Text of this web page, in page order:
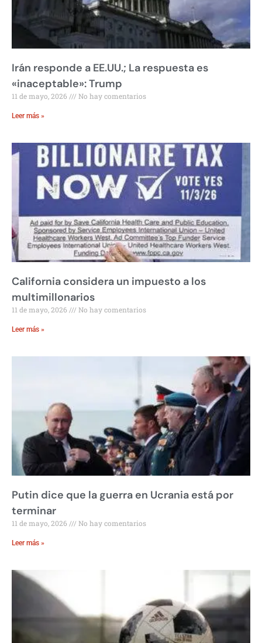
Irán responde a EE.UU.; La respuesta es
«inaceptable»: Trump
11 de mayo, 2026 No hay comentarios
Leer más »
California considera un impuesto a los
multimillonarios
11 de mayo, 2026 No hay comentarios
Leer más »
Putin dice que la guerra en Ucrania está por
terminar
11 de mayo, 2026 No hay comentarios
Leer más »